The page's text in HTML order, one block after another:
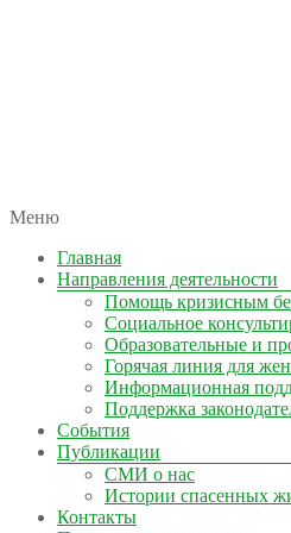
КОЛЫМА — ЗА ЖИЗНЬ
автономная некоммерческая
Меню
Главная
Направления деятельности
Помощь кризисным
Социальное
Образовательные и
Горячая линия для
Информационная
Поддержка
События
Публикации
СМИ о нас
Истории спасенных
Контакты